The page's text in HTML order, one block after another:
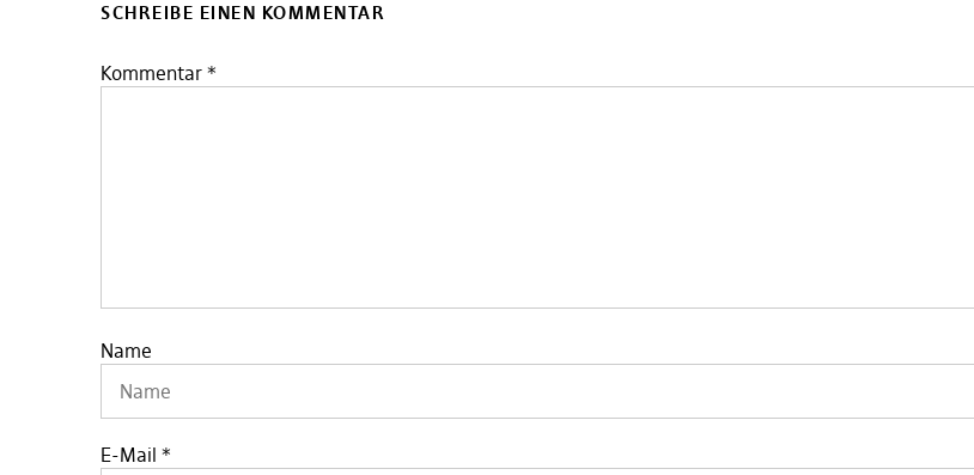
SCHREIBE EINEN KOMMENTAR
Kommentar *
Name
E-Mail *